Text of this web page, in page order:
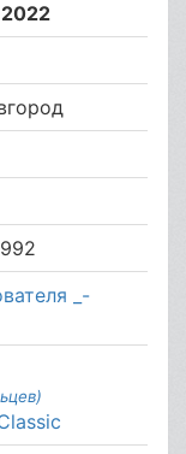
_-